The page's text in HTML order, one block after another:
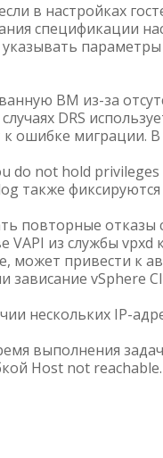
в настройках
спецификации
параметры
ВМ из-за
DRS
ошибке миграции. В
do not hold privileges
также
повторные отказы
VAPI из службы
может привести к
зависание vSphere
нескольких IP-
выполнения
Host not reachable.